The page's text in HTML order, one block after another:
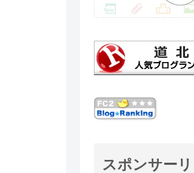
スポンサー